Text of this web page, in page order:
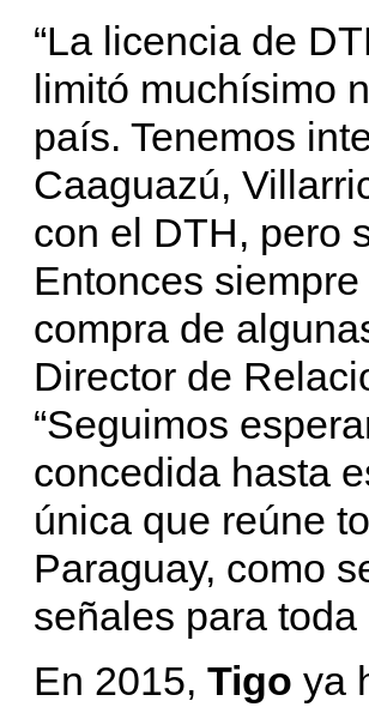
“La licencia de
limitó muchísimo
país. Tenemos
Caaguazú,
con el DTH, pero
Entonces
compra de
Director de
“Seguimos
concedida hasta
única que reúne
Paraguay, como
señales para
En 2015, Tigo ya